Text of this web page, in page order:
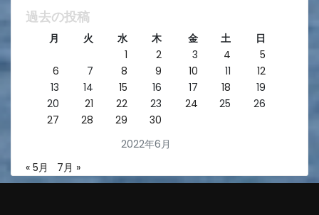
過去の投稿
2022年6月
月 火 水 木 金 土
日
1
2 3 4
5
6
7 8 9 10 11
12
13
14 15 16 17 18
19
20
21 22 23 24 25
26
27
28 29 30
« 5月 7月 »